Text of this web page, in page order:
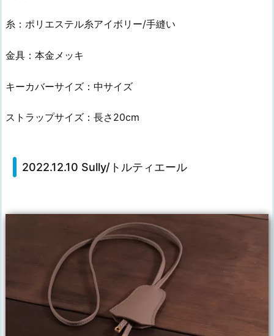
糸：ポリエステル糸アイボリー/手縫い
金具：本金メッキ
キーカバーサイズ：中サイズ
ストラップサイズ：長さ20cm
2022.12.10 Sully/トルティエール